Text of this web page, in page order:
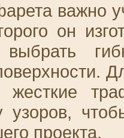
важно
он
жесткие
проекта.